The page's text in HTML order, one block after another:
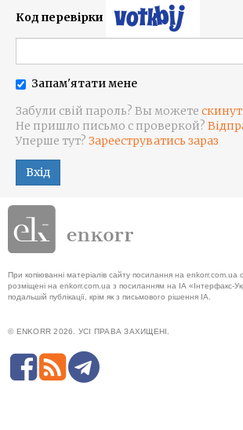
Код перевірки
Запам'ятати мене
Забули свій пароль? Вы можете
Не пришло письмо с проверкой?
Уперше тут? Зарееструватись зараз
Вхід
При копіюванні матеріалів сайту посилання на enkorr.com.ua
розміщені на enkorr.com.ua з посиланням на ІА «Інтерфакс-
подальшій публікації, крім як з письмового рішення ІА.
© ENKORR 2026. УСІ ПРАВА ЗАХИЩЕНІ.